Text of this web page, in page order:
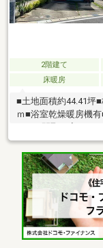
2階建て
床暖房
■土地面積約44.41坪
ｍ■浴室乾燥暖房機